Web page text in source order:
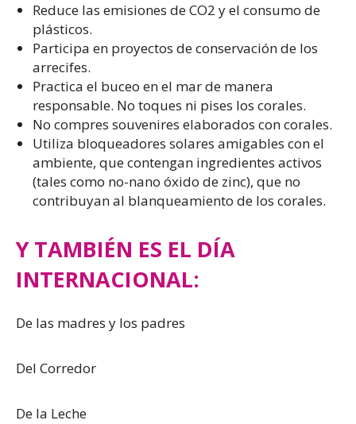
Reduce las emisiones de CO2 y el consumo de
plásticos.
Participa en proyectos de conservación de los
arrecifes.
Practica el buceo en el mar de manera
responsable. No toques ni pises los corales.
No compres souvenires elaborados con corales.
Utiliza bloqueadores solares amigables con el
ambiente, que contengan ingredientes activos
(tales como no-nano óxido de zinc), que no
contribuyan al blanqueamiento de los corales.
Y TAMBIÉN ES EL DÍA
INTERNACIONAL:
De las madres y los padres
Del Corredor
De la Leche